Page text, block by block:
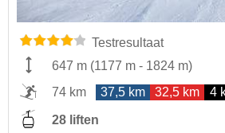
Testresultaat
647 m (1177 m - 1824 m)
74 km
37,5 km 32,5 km 4
28 liften